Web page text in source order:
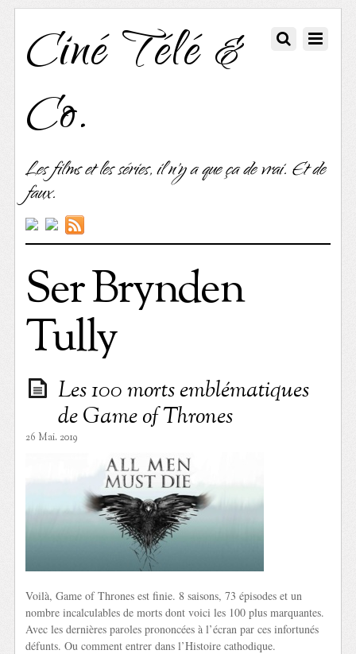
Ciné Télé &
Co.
Les films et les séries, il n'y a que ça de vrai. Et de
faux.
Ser Brynden
Tully
Les 100 morts emblématiques
de Game of Thrones
26 Mai. 2019
Voilà, Game of Thrones est finie. 8 saisons, 73 épisodes et un
nombre incalculables de morts dont voici les 100 plus marquantes.
Avec les dernières paroles prononcées à l’écran par ces infortunés
défunts. Ou comment entrer dans l’Histoire cathodique.